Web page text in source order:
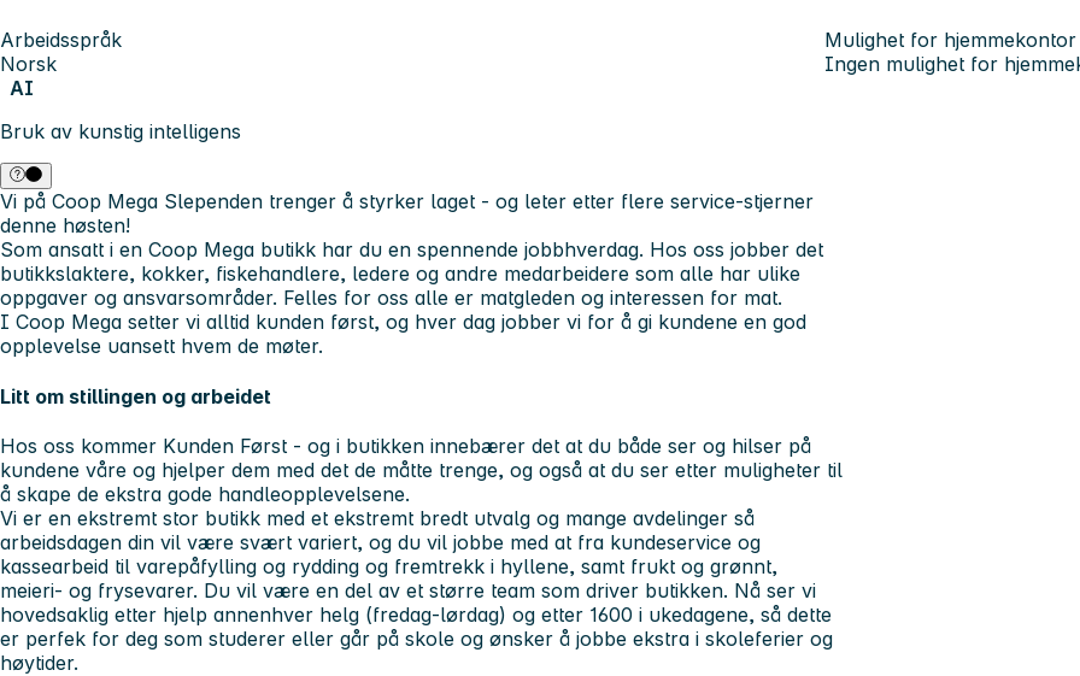
Arbeidsspråk
Norsk
Mulighet for hjemmekontor
Ingen mulighet for
AI
Bruk av kunstig intelligens
Vi på Coop Mega Slependen trenger å styrker laget - og leter etter flere service-stjerner
denne høsten!
Som ansatt i en Coop Mega butikk har du en spennende jobbhverdag. Hos oss jobber det
butikkslaktere, kokker, fiskehandlere, ledere og andre medarbeidere som alle har ulike
oppgaver og ansvarsområder. Felles for oss alle er matgleden og interessen for mat.
I Coop Mega setter vi alltid kunden først, og hver dag jobber vi for å gi kundene en god
opplevelse uansett hvem de møter.
Litt om stillingen og arbeidet
Hos oss kommer Kunden Først - og i butikken innebærer det at du både ser og hilser på
kundene våre og hjelper dem med det de måtte trenge, og også at du ser etter muligheter til
å skape de ekstra gode handleopplevelsene.
Vi er en ekstremt stor butikk med et ekstremt bredt utvalg og mange avdelinger så
arbeidsdagen din vil være svært variert, og du vil jobbe med at fra kundeservice og
kassearbeid til varepåfylling og rydding og fremtrekk i hyllene, samt frukt og grønnt,
meieri- og frysevarer. Du vil være en del av et større team som driver butikken. Nå ser vi
hovedsaklig etter hjelp annenhver helg (fredag-lørdag) og etter 1600 i ukedagene, så dette
er perfek for deg som studerer eller går på skole og ønsker å jobbe ekstra i skoleferier og
høytider.